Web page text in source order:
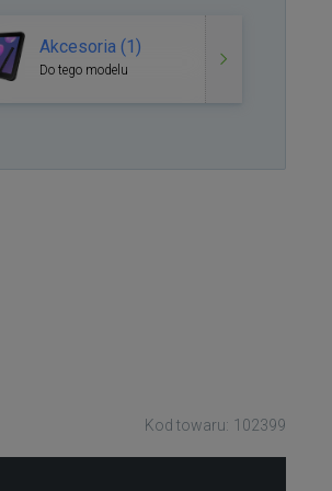
Akcesoria (1)
Do tego modelu
Kod towaru: 102399